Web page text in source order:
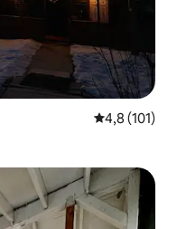
Gemiddelde
4,8 (101)